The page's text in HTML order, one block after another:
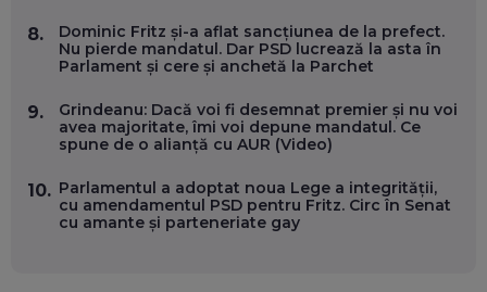
VALENTIN VANCEA, CEO AL PATRIA BANK: AUTOMATIZĂM
PROCESE, DAR CE FACEM CÂND PICĂ BAZA DE DATE, LA
INSTITUȚIILE STATULUI?
VOICU OPREAN (AROBS): CUM CONSTRUIEȘTI O COMPANIE
TA LOCALĂ - ȘI CE SĂ DAI ÎNAPOI
EP. 52
8.
Dominic Fritz și-a aflat sancțiunea de la prefect.
Nu pierde mandatul. Dar PSD lucrează la asta în
Parlament și cere și anchetă la Parchet
9.
Grindeanu: Dacă voi fi desemnat premier și nu voi
avea majoritate, îmi voi depune mandatul. Ce
spune de o alianță cu AUR (Video)
10. Parlamentul a adoptat noua Lege a integrității,
cu amendamentul PSD pentru Fritz. Circ în Senat
cu amante și parteneriate gay